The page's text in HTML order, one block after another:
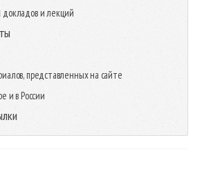
докладов и лекций
представленных на сайте
и в России